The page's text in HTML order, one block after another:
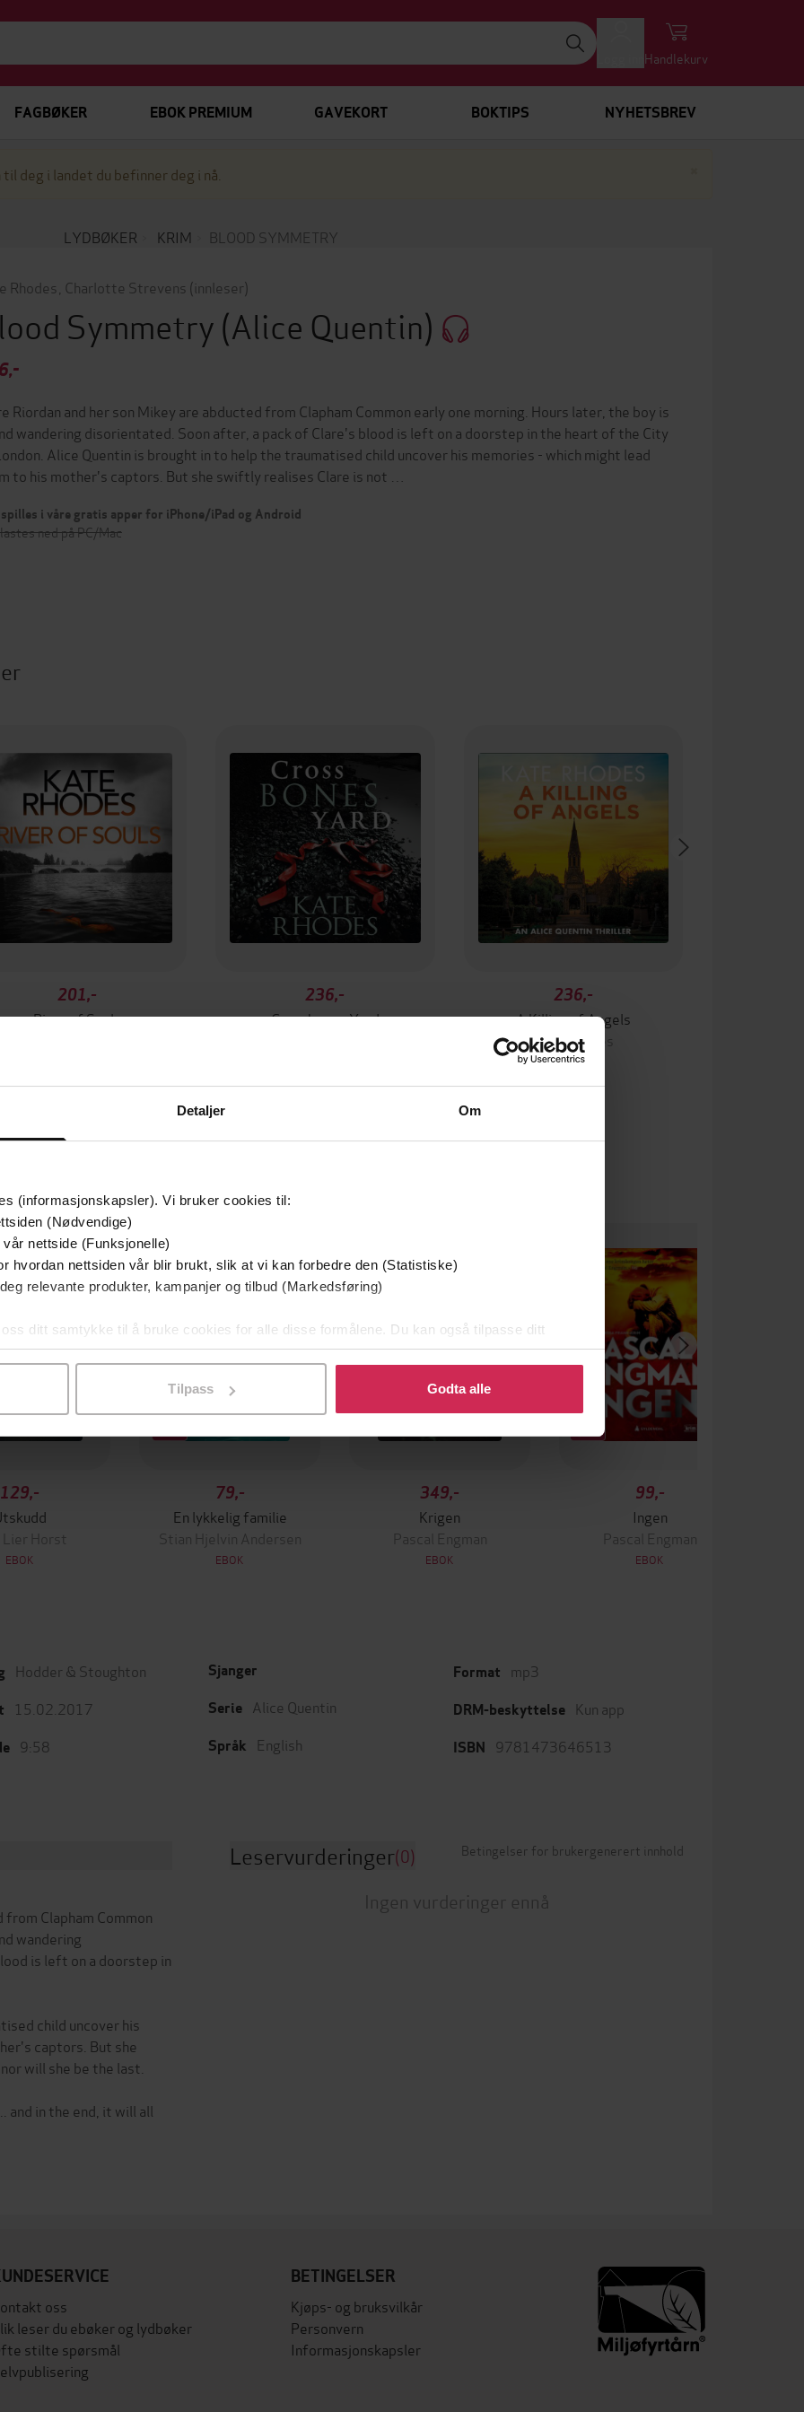
Detaljer Om
(informasjonskapsler). Vi bruker cookies til:
(Nødvendige)
nettside (Funksjonelle)
hvordan nettsiden vår blir brukt, slik at vi kan forbedre den (Statistiske)
relevante produkter, kampanjer og tilbud (Markedsføring)
ditt samtykke til å bruke cookies for alle disse formålene. Du kan også tilpasse ditt
ved å klikke på «Tilpass». Du kan når som helst trekke tilbake eller endre ditt samtykke.
Tilpass Godta alle
Handlekurv
FAGBØKER EBOK PREMIUM GAVEKORT BOKTIPS NYHETSBREV
deg i landet du befinner deg i nå.
LYDBØKER KRIM BLOOD SYMMETRY
Rhodes Charlotte Strevens (innleser)
Symmetry(Alice Quentin)
Riordan and her son Mikey are abducted from Clapham Common early one morning. Hours later, the boy is
wandering disorientated. Soon after, a pack of Clare's blood is left on a doorstep in the heart of the City
Alice Quentin is brought in to help the traumatised child uncover his memories - which might lead
to his mother's captors. But she swiftly realises Clare is not …
spilles i våre gratis apper for iPhone/iPad og Android
ned på PC/Mac
201,-
River of Souls
236,-
Crossbones Yard
236,-
A Killing of Angels
Kate Rhodes
LYDBOK
på tilbud
129,-
Lier Horst
EBOK
79,-
En lykkelig familie
Stian Hjelvin Andersen
EBOK
349,-
Krigen
Pascal Engman
EBOK
99,-
Ingen
Pascal Engman
EBOK
Hodder & Stoughton
15.02.2017
9:58
Sjanger
Serie Alice Quentin
Språk English
Format mp3
DRM-beskyttelse Kun app
ISBN 9781473646513
Clapham Common
wandering
is left on a doorstep in
child uncover his
captors. But she
will she be the last.
and in the end, it will all
Leservurderinger(0) Betingelser for brukergenerert innhold
Ingen vurderinger ennå
oss
leser du ebøker og lydbøker
stilte spørsmål
BETINGELSER
Kjøps- og bruksvilkår
Personvern
Informasjonskapsler